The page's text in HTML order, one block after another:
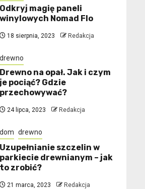
Odkryj magię paneli
winylowych Nomad Flo
18 sierpnia, 2023 Redakcja
drewno
Drewno na opał. Jak i czym
je pociąć? Gdzie
przechowywać?
24 lipca, 2023 Redakcja
dom drewno
Uzupełnianie szczelin w
parkiecie drewnianym – jak
to zrobić?
21 marca, 2023 Redakcja